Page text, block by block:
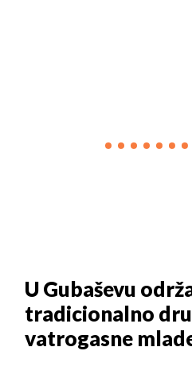
U Gubaševu
tradicionalno
vatrogasne